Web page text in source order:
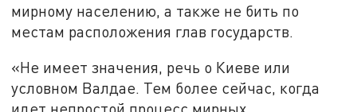
мирному населению, а также не бить по
местам расположения глав государств.
«Не имеет значения, речь о Киеве или
условном Валдае. Тем более сейчас, когда